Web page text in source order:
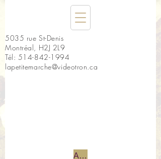
5035 rue St-Denis
Montréal, H2J 2L9
Tél: 514-842-1994
lapetitemarche@videotron.ca
Accueil